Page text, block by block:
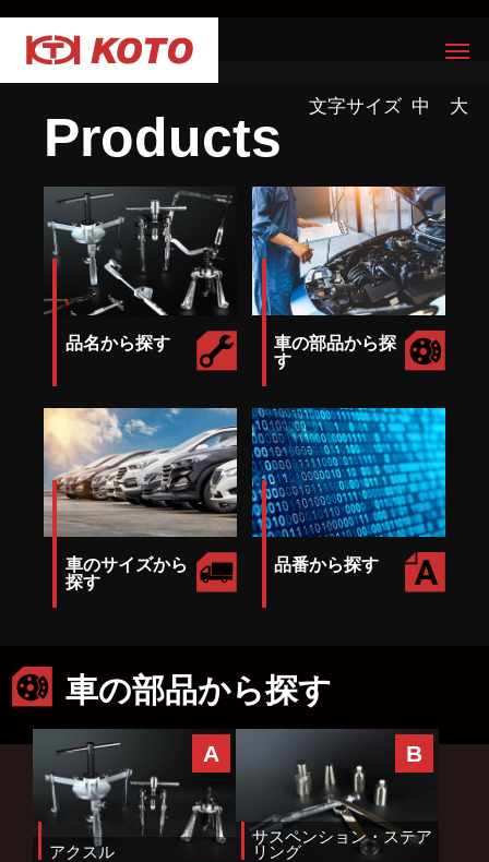
文字サイズ 中 大
Products
品名から探す
車の部品から探
す
車のサイズから
探す
品番から探す
車の部品から探す
A
アクスル
B
サスペンション・ステア
リング